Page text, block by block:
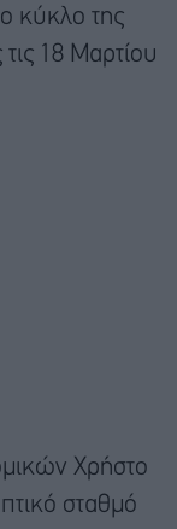
κύκλο της
18 Μαρτίου
Χρήστο
σταθμό